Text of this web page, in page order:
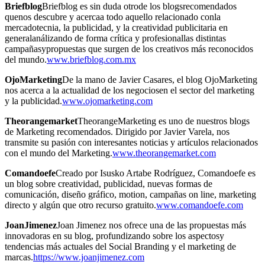
BriefblogBriefblog es sin duda otrode los blogsrecomendados
quenos descubre y acercaa todo aquello relacionado conla
mercadotecnia, la publicidad, y la creatividad publicitaria en
generalanálizando de forma crítica y profesionallas distintas
campañasypropuestas que surgen de los creativos más reconocidos
del mundo.www.briefblog.com.mx
OjoMarketingDe la mano de Javier Casares, el blog OjoMarketing
nos acerca a la actualidad de los negociosen el sector del marketing
y la publicidad.www.ojomarketing.com
TheorangemarketTheorangeMarketing es uno de nuestros blogs
de Marketing recomendados. Dirigido por Javier Varela, nos
transmite su pasión con interesantes noticias y artículos relacionados
con el mundo del Marketing.www.theorangemarket.com
ComandoefeCreado por Isusko Artabe Rodríguez, Comandoefe es
un blog sobre creatividad, publicidad, nuevas formas de
comunicación, diseño gráfico, motion, campañas on line, marketing
directo y algún que otro recurso gratuito.www.comandoefe.com
JoanJimenezJoan Jimenez nos ofrece una de las propuestas más
innovadoras en su blog, profundizando sobre los aspectosy
tendencias más actuales del Social Branding y el marketing de
marcas.https://www.joanjimenez.com